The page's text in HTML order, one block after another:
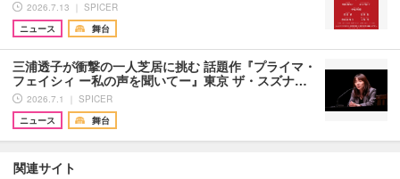
2026.7.13 ｜ SPICER
ニュース
舞台
三浦透子が衝撃の一人芝居に挑む 話題作『プライマ・
フェイシィ ー私の声を聞いてー』東京 ザ・スズナ…
2026.7.1 ｜ SPICER
ニュース
舞台
関連サイト